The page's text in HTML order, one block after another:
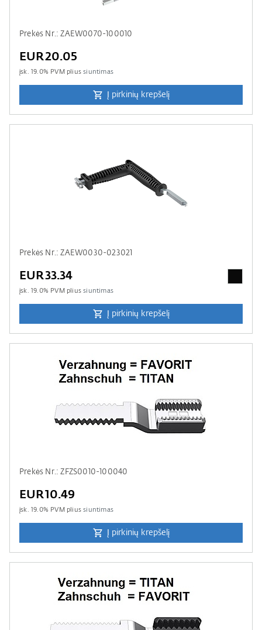
Prekės Nr.: ZAEW0070-100010
EUR20.05
įsk. 19.0% PVM pliussiuntimas
Į pirkinių krepšelį
Prekės Nr.: ZAEW0030-023021
EUR33.34
įsk. 19.0% PVM pliussiuntimas
Į pirkinių krepšelį
Prekės Nr.: ZFZS0010-100040
EUR10.49
įsk. 19.0% PVM pliussiuntimas
Į pirkinių krepšelį